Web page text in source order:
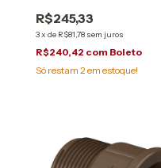
R$245,33
3x de R$81,78 sem juros
R$240,42 com Boleto
Só restam 2 em estoque!